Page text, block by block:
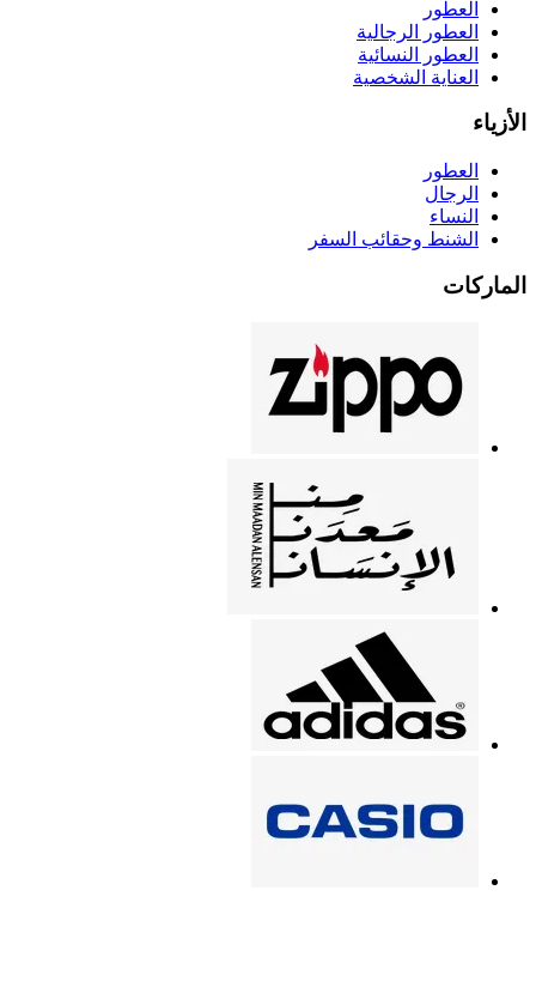
العطور
العطور الرجالية
العطور النسائية
العناية الشخصية
الأزياء
العطور
الرجال
النساء
الشنط وحقائب السفر
الماركات